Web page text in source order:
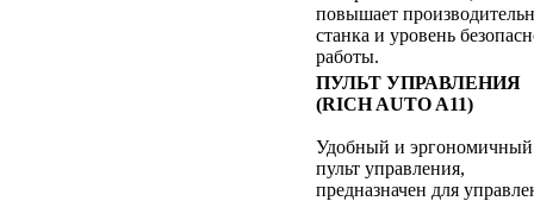
повышает
станка и уровень
работы.
ПУЛЬТ УПРАВЛЕНИЯ
(RICH AUTO A11)
Удобный и эргономичный
пульт управления,
предназначен для